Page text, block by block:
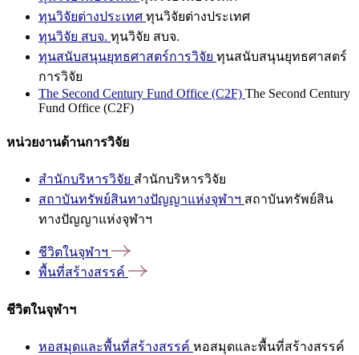
ทุนวิจัยต่างประเทศ ทุนวิจัยต่างประเทศ
ทุนวิจัย สบจ. ทุนวิจัย สบจ.
ทุนสนับสนุนยุทธศาสตร์การวิจัย ทุนสนับสนุนยุทธศาสตร์
การวิจัย
The Second Century Fund Office (C2F) The Second Century
Fund Office (C2F)
หน่วยงานด้านการวิจัย
สำนักบริหารวิจัย สำนักบริหารวิจัย
สถาบันทรัพย์สินทางปัญญาแห่งจุฬาฯ สถาบันทรัพย์สิน
ทางปัญญาแห่งจุฬาฯ
ชีวิตในจุฬาฯ
พื้นที่สร้างสรรค์
ชีวิตในจุฬาฯ
หอสมุดและพื้นที่สร้างสรรค์ หอสมุดและพื้นที่สร้างสรรค์